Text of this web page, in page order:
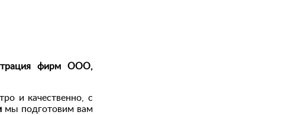
фирм ООО,
и качественно, с
мы подготовим вам